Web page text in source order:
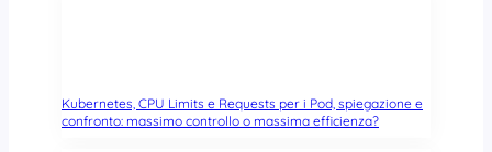
Kubernetes, CPU Limits e Requests per i Pod, spiegazione e
confronto: massimo controllo o massima efficienza?